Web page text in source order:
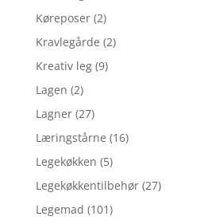
Køreposer (2)
Kravlegårde (2)
Kreativ leg (9)
Lagen (2)
Lagner (27)
Læringstårne (16)
Legekøkken (5)
Legekøkkentilbehør (27)
Legemad (101)